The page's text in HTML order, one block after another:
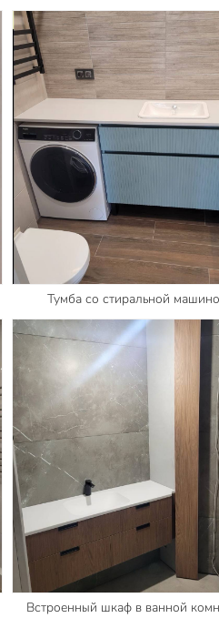
Тумба со стиральной
Встроенный шкаф в ванной